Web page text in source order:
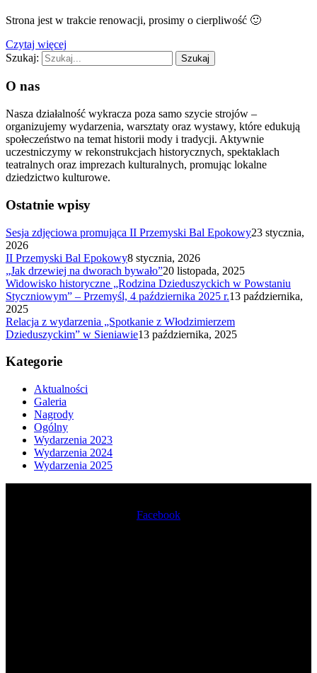
Strona jest w trakcie renowacji, prosimy o cierpliwość 🙂
Czytaj więcej
Szukaj:
O nas
Nasza działalność wykracza poza samo szycie strojów –
organizujemy wydarzenia, warsztaty oraz wystawy, które edukują
społeczeństwo na temat historii mody i tradycji. Aktywnie
uczestniczymy w rekonstrukcjach historycznych, spektaklach
teatralnych oraz imprezach kulturalnych, promując lokalne
dziedzictwo kulturowe.
Ostatnie wpisy
Sesja zdjęciowa promująca II Przemyski Bal Epokowy23 stycznia,
2026
II Przemyski Bal Epokowy8 stycznia, 2026
„Jak drzewiej na dworach bywało”20 listopada, 2025
Widowisko historyczne „Rodzina Dzieduszyckich w Powstaniu
Styczniowym” – Przemyśl, 4 października 2025 r.13 października,
2025
Relacja z wydarzenia „Spotkanie z Włodzimierzem
Dzieduszyckim” w Sieniawie13 października, 2025
Kategorie
Aktualności
Galeria
Nagrody
Ogólny
Wydarzenia 2023
Wydarzenia 2024
Wydarzenia 2025
Facebook